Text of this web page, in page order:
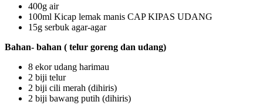
400g air
100ml Kicap lemak manis CAP KIPAS UDANG
15g serbuk agar-agar
Bahan- bahan ( telur goreng dan udang)
8 ekor udang harimau
2 biji telur
2 biji cili merah (dihiris)
2 biji bawang putih (dihiris)